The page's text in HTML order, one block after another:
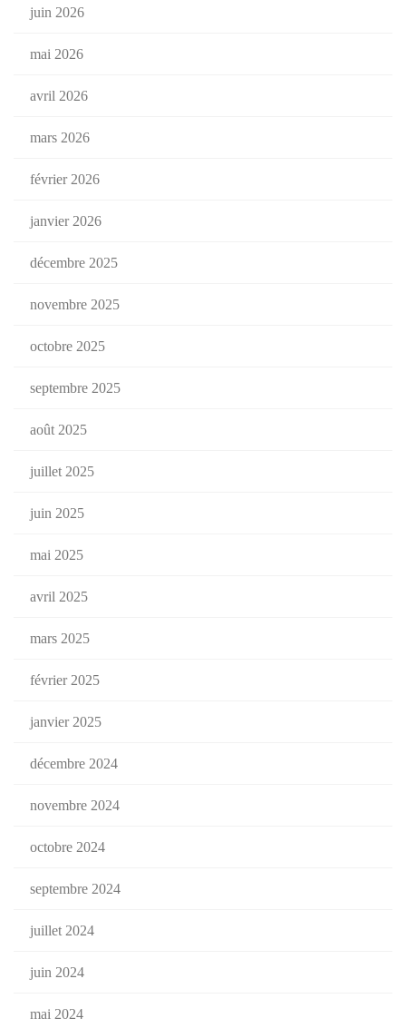
juin 2026
mai 2026
avril 2026
mars 2026
février 2026
janvier 2026
décembre 2025
novembre 2025
octobre 2025
septembre 2025
août 2025
juillet 2025
juin 2025
mai 2025
avril 2025
mars 2025
février 2025
janvier 2025
décembre 2024
novembre 2024
octobre 2024
septembre 2024
juillet 2024
juin 2024
mai 2024